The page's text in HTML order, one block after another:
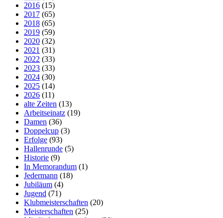
2016 (15)
2017 (65)
2018 (65)
2019 (59)
2020 (32)
2021 (31)
2022 (33)
2023 (33)
2024 (30)
2025 (14)
2026 (11)
alte Zeiten (13)
Arbeitseinatz (19)
Damen (36)
Doppelcup (3)
Erfolge (93)
Hallenrunde (5)
Historie (9)
In Memorandum (1)
Jedermann (18)
Jubiläum (4)
Jugend (71)
Klubmeisterschaften (20)
Meisterschaften (25)